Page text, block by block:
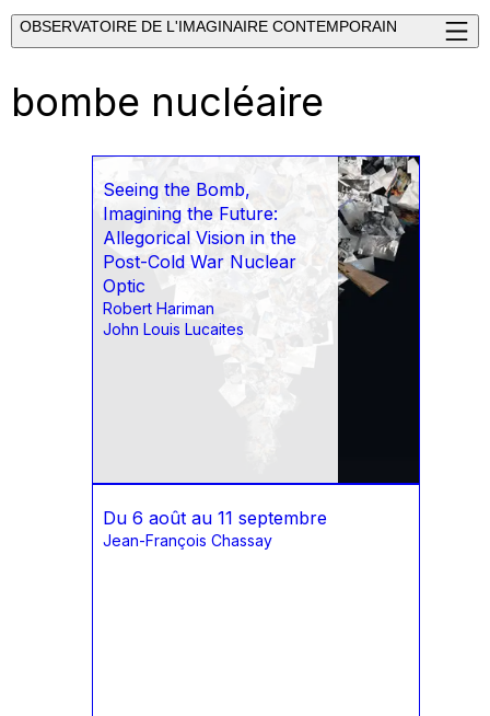
OBSERVATOIRE DE L'IMAGINAIRE CONTEMPORAIN
bombe nucléaire
Seeing the Bomb,
Imagining the Future:
Allegorical Vision in the
Post-Cold War Nuclear
Optic
Robert Hariman
John Louis Lucaites
Du 6 août au 11 septembre
Jean-François Chassay